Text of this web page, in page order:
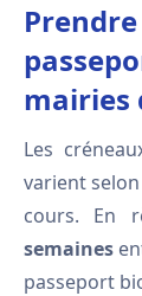
mairies
Les
varient
cours. En
semaines
passeport